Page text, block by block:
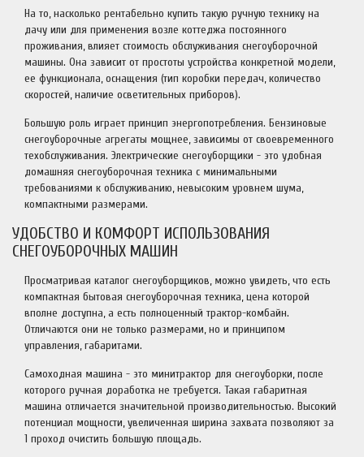
На то, насколько рентабельно купить такую ручную технику на
дачу или для применения возле коттеджа постоянного
проживания, влияет стоимость обслуживания снегоуборочной
машины. Она зависит от простоты устройства конкретной модели,
ее функционала, оснащения (тип коробки передач, количество
скоростей, наличие осветительных приборов).
Большую роль играет принцип энергопотребления. Бензиновые
снегоуборочные агрегаты мощнее, зависимы от своевременного
техобслуживания. Электрические снегоуборщики - это удобная
домашняя снегоуборочная техника с минимальными
требованиями к обслуживанию, невысоким уровнем шума,
компактными размерами.
УДОБСТВО И КОМФОРТ ИСПОЛЬЗОВАНИЯ
СНЕГОУБОРОЧНЫХ МАШИН
Просматривая каталог снегоуборщиков, можно увидеть, что есть
компактная бытовая снегоуборочная техника, цена которой
вполне доступна, а есть полноценный трактор-комбайн.
Отличаются они не только размерами, но и принципом
управления, габаритами.
Самоходная машина - это минитрактор для снегоуборки, после
которого ручная доработка не требуется. Такая габаритная
машина отличается значительной производительностью. Высокий
потенциал мощности, увеличенная ширина захвата позволяют за
1 проход очистить большую площадь.